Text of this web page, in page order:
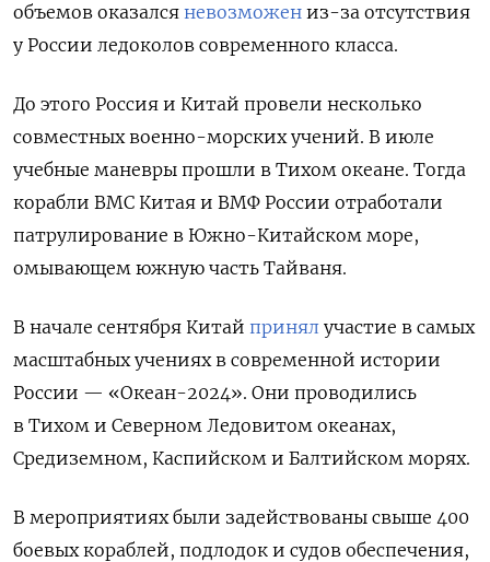
объемов оказался невозможен из-за отсутствия
у России ледоколов современного класса.
До этого Россия и Китай провели несколько
совместных военно-морских учений. В июле
учебные маневры прошли в Тихом океане. Тогда
корабли ВМС Китая и ВМФ России отработали
патрулирование в Южно-Китайском море,
омывающем южную часть Тайваня.
В начале сентября Китай принял участие в самых
масштабных учениях в современной истории
России — «Океан-2024». Они проводились
в Тихом и Северном Ледовитом океанах,
Средиземном, Каспийском и Балтийском морях.
В мероприятиях были задействованы свыше 400
боевых кораблей, подлодок и судов обеспечения,